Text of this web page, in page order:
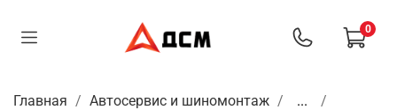
0
Главная Автосервис и шиномонтаж
...